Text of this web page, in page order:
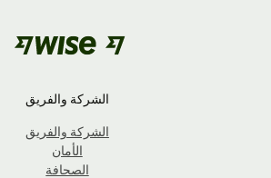
الشركة والفريق
الشركة والفريق
الأمان
الصحافة